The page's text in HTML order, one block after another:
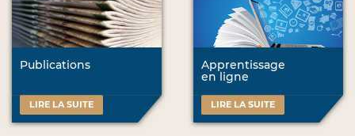
Publications
LIRE LA SUITE
Apprentissage
en ligne
LIRE LA SUITE